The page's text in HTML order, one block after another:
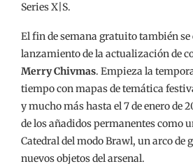
Series X|S.
El fin de semana gratuito también se
lanzamiento de la actualización de
Merry Chivmas. Empieza la
tiempo con mapas de temática
y mucho más hasta el 7 de enero de
de los añadidos permanentes como
Catedral del modo Brawl, un arco de
nuevos objetos del arsenal.